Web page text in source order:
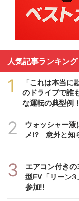
人気記事ランキング
1
「これは本当
のドライブで誰
な運転の典型例！
2
ウォッシャー
メ!? 意外と知
3
エアコン付き
型EV「リーン3
参加!!